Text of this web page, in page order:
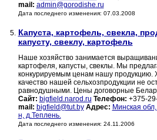
mail: admin@gorodishe.ru
Дата последнего изменения: 07.03.2008
5. Капуста, картофель, свекла,
капусту, свеклу, картофель
Наше хозяйство занимается
картофеля, капусты, свеклы. Мы
конкурируемым ценам нашу продукцию.
качество нашей сельхозпродукции не
равнодушными. Цены договорные
Сайт: bigfield.narod.ru Телефон: +375-
mail: bigfield@tut.by Адрес: Минская
н, д.Теплень.
Дата последнего изменения: 24.11.2006